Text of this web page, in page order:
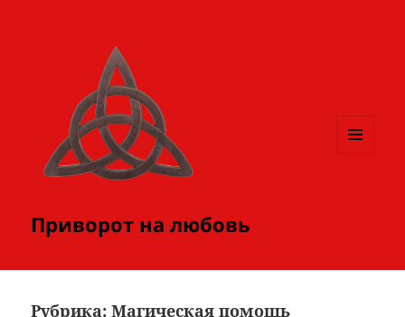
Приворот на любовь
Рубрика:Магическая помощь